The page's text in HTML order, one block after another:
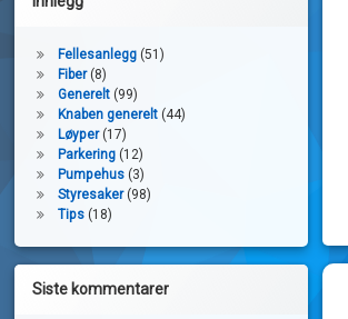
Fellesanlegg (51)
Fiber(8)
Generelt (99)
Knaben generelt (44)
Løyper(17)
Parkering (12)
Pumpehus (3)
Styresaker(98)
Tips (18)
Siste kommentarer